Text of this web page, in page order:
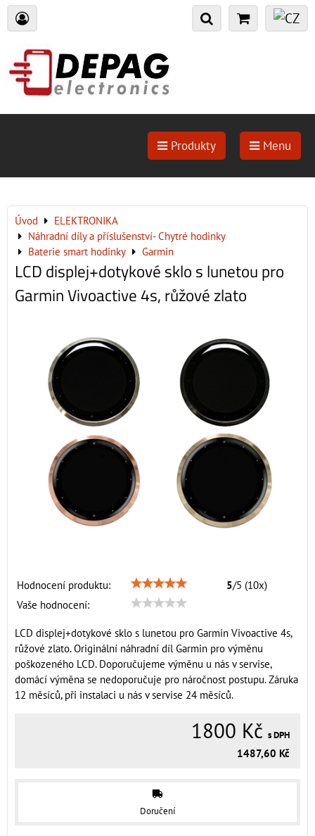
Produkty Menu
Úvod
ELEKTRONIKA
Náhradní díly a příslušenství- Chytré hodinky
Baterie smart hodinky
Garmin
LCD displej+dotykové sklo s lunetou pro
Garmin Vivoactive 4s, růžové zlato
Hodnocení produktu: 5/5 (10x)
Vaše hodnocení:
LCD displej+dotykové sklo s lunetou pro Garmin Vivoactive 4s,
růžové zlato. Originální náhradní díl Garmin pro výměnu
poškozeného LCD. Doporučujeme výměnu u nás v servise,
domácí výměna se nedoporučuje pro náročnost postupu. Záruka
12 měsíců, při instalaci u nás v servise 24 měsíců.
1800 Kč s DPH
1487,60 Kč
Doručení